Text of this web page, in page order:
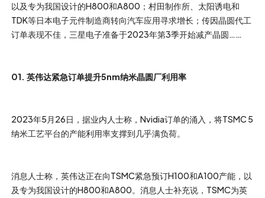
以及专为我国设计的H800和A800；村田制作所、太阳诱电和
TDK等日本电子元件制造商转向汽车应用寻求增长；传因晶圆代工
订单表现不佳，三星电子准备于2023年第3季开始减产晶圆……
01. 英伟达紧急订单提升5nm纳米晶圆厂利用率
2023年5月26日，据业内人士称，Nvidia订单的涌入，将TSMC 5
纳米工艺平台的产能利用率支撑到几乎满负荷。
消息人士称，英伟达正在向TSMC紧急预订H100和A100产能，以
及专为我国设计的H800和A800。消息人士补充说，TSMC为英